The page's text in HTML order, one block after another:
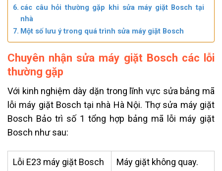
các câu hỏi thường gặp khi sửa máy giặt Bosch tại
nhà
Một số lưu ý trong quá trình sửa máy giặt Bosch
Chuyên nhận sửa máy giặt Bosch các lỗi
thường gặp
Với kinh nghiệm dày dặn trong lĩnh vực sửa bảng mã
lỗi máy giặt Bosch tại nhà Hà Nội. Thợ sửa máy giặt
Bosch Bảo trì số 1 tổng hợp bảng mã lỗi máy giặt
Bosch như sau:
Lỗi E23 máy giặt Bosch Máy giặt không quay.